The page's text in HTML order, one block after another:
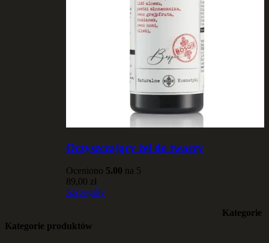
Oczyszczający żel do twarzy
Oceniono 5.00 na 5
89,00 zł
Szczegóły
Kategorie produktów
Kategorie